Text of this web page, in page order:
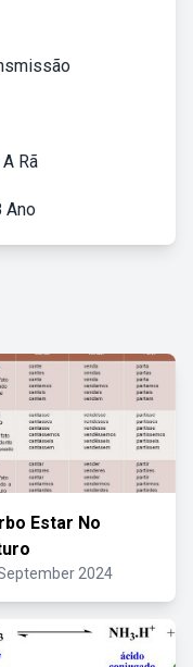
Rã
Ano
Estar No
2024